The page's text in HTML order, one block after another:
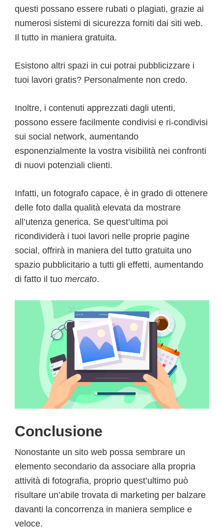
questi possano essere rubati o plagiati, grazie ai
numerosi sistemi di sicurezza forniti dai siti web.
Il tutto in maniera gratuita.
Esistono altri spazi in cui potrai pubblicizzare i
tuoi lavori gratis? Personalmente non credo.
Inoltre, i contenuti apprezzati dagli utenti,
possono essere facilmente condivisi e ri-condivisi
sui social network, aumentando
esponenzialmente la vostra visibilità nei confronti
di nuovi potenziali clienti.
Infatti, un fotografo capace, è in grado di ottenere
delle foto dalla qualità elevata da mostrare
all’utenza generica. Se quest’ultima poi
ricondividerà i tuoi lavori nelle proprie pagine
social, offrirà in maniera del tutto gratuita uno
spazio pubblicitario a tutti gli effetti, aumentando
di fatto il tuo mercato.
Conclusione
Nonostante un sito web possa sembrare un
elemento secondario da associare alla propria
attività di fotografia, proprio quest’ultimo può
risultare un’abile trovata di marketing per balzare
davanti la concorrenza in maniera semplice e
veloce.